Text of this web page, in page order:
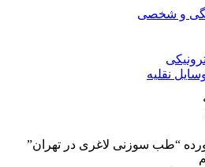
و شخصی
نقلیه
“طب سوزنی لاغری در تهران”